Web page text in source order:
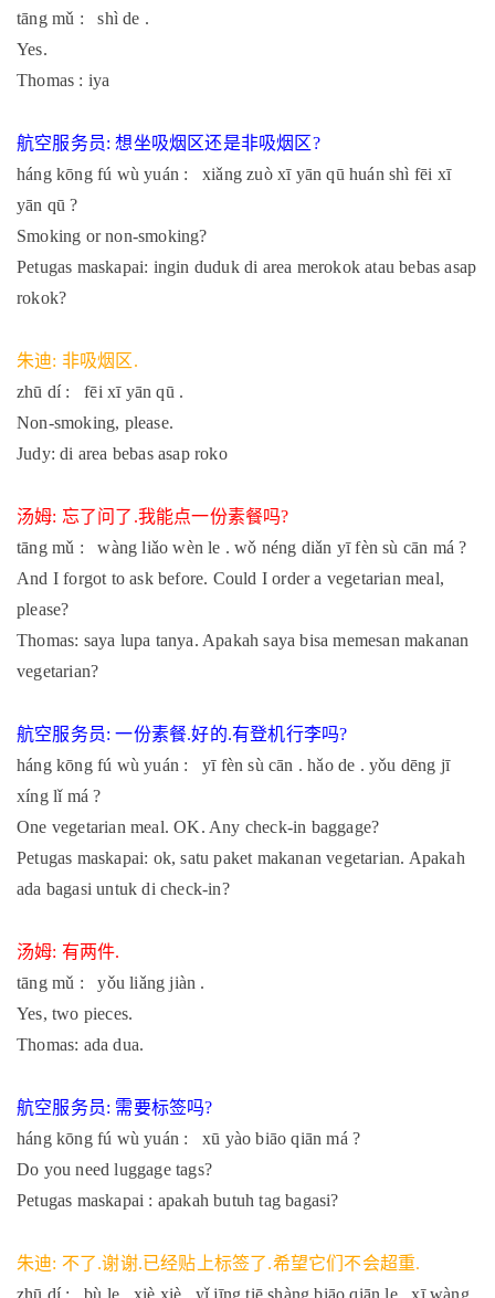
tāng mǔ : shì de .
Yes.
Thomas : iya
航空服务员:想坐吸烟区还是非吸烟区?
háng kōng fú wù yuán : xiǎng zuò xī yān qū huán shì fēi xī
yān qū ?
Smoking or non-smoking?
Petugas maskapai: ingin duduk di area merokok atau bebas asap
rokok?
朱迪: 非吸烟区.
zhū dí : fēi xī yān qū .
Non-smoking, please.
Judy: di area bebas asap roko
汤姆: 忘了问了 .我能点一份素餐吗?
tāng mǔ : wàng liǎo wèn le . wǒ néng diǎn yī fèn sù cān má ?
And I forgot to ask before. Could I order a vegetarian meal,
please?
Thomas: saya lupa tanya. Apakah saya bisa memesan makanan
vegetarian?
航空服务员:一份素餐.好的.有登机行李吗?
háng kōng fú wù yuán : yī fèn sù cān . hǎo de . yǒu dēng jī
xíng lǐ má ?
One vegetarian meal. OK. Any check-in baggage?
Petugas maskapai: ok, satu paket makanan vegetarian. Apakah
ada bagasi untuk di check-in?
汤姆: 有两件.
tāng mǔ : yǒu liǎng jiàn .
Yes, two pieces.
Thomas: ada dua.
航空服务员: 需要标签吗?
háng kōng fú wù yuán : xū yào biāo qiān má ?
Do you need luggage tags?
Petugas maskapai : apakah butuh tag bagasi?
朱迪: 不了.谢谢.已经贴上标签了.希望它们不会超重.
zhū dí : bù le . xiè xiè . yǐ jīng tiē shàng biāo qiān le . xī wàng